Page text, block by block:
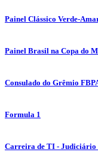
Painel Clássico Verde-
Painel Brasil na Copa do
Consulado do Grêmio
Formula 1
Carreira de TI - Judiciário